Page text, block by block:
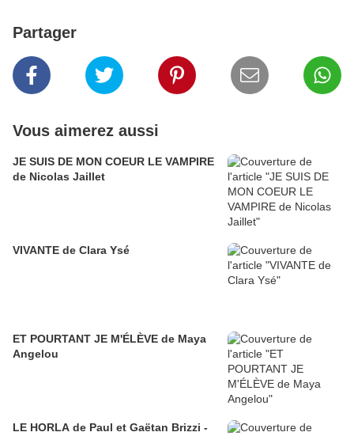
Partager
Vous aimerez aussi
JE SUIS DE MON COEUR LE VAMPIRE
de Nicolas Jaillet
VIVANTE de Clara Ysé
ET POURTANT JE M'ÉLÈVE de Maya
Angelou
LE HORLA de Paul et Gaëtan Brizzi -